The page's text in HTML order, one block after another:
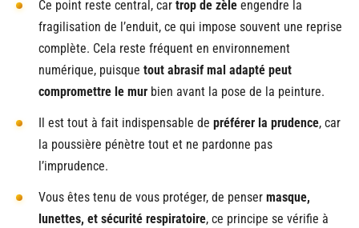
Ce point reste central, car trop de zèle engendre la
fragilisation de l’enduit, ce qui impose souvent une reprise
complète. Cela reste fréquent en environnement
numérique, puisque tout abrasif mal adapté peut
compromettre le mur bien avant la pose de la peinture.
Il est tout à fait indispensable de préférer la prudence, car
la poussière pénètre tout et ne pardonne pas
l’imprudence.
Vous êtes tenu de vous protéger, de penser masque,
lunettes, et sécurité respiratoire, ce principe se vérifie à